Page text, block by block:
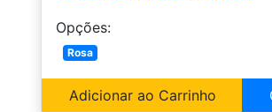
Opções:
Rosa
Adicionar ao Carrinho